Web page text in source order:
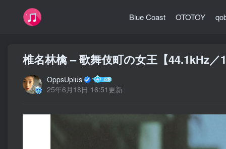
Blue Coast OTOTOY
椎名林檎 – 歌舞伎町の女王【44.1kHz／
OppsUplus
25年6月18日 16:51更新